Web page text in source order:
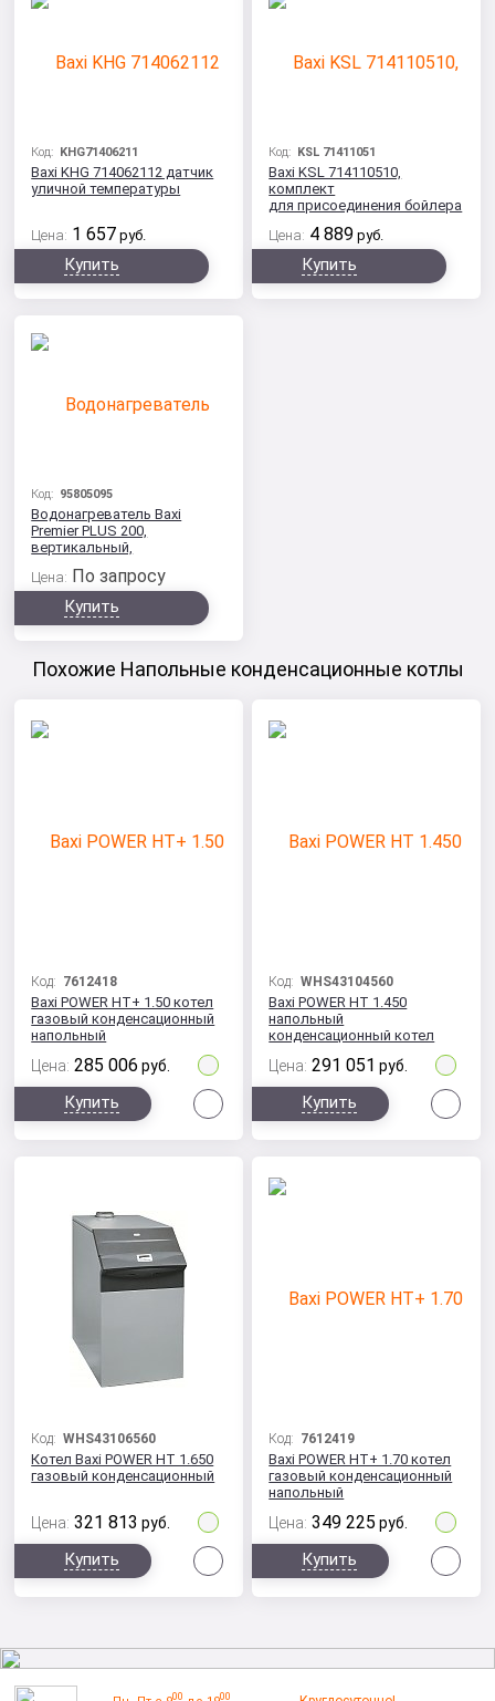
Код: KHG71406211
Baxi KHG 714062112 датчик
уличной температуры
Цена: 1 657 руб.
Купить
Код: KSL 71411051
Baxi KSL 714110510,
комплект
для присоединения бойлера
Цена: 4 889 руб.
Купить
Код: 95805095
Водонагреватель Baxi
Premier PLUS 200,
вертикальный,
Цена: По запросу
Купить
Похожие Напольные конденсационные котлы
Код: 7612418
Baxi POWER HT+ 1.50 котел
газовый конденсационный
напольный
Цена: 285 006 руб.
Купить
Код:WHS43104560
Baxi POWER HT 1.450
напольный
конденсационный котел
Цена: 291 051 руб.
Купить
Код:WHS43106560
Котел Baxi POWER HT 1.650
газовый конденсационный
Цена: 321 813 руб.
Купить
Код: 7612419
Baxi POWER HT+ 1.70 котел
газовый конденсационный
напольный
Цена: 349 225 руб.
Купить
00 00